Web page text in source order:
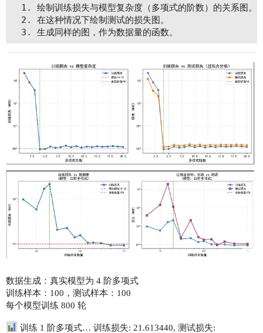
1. 绘制训练损失与模型复杂度（多项式的阶数）的关系图
  2. 在这种情况下绘制测试的损失图。
数据生成：真实模型为 4 阶多项式
训练样本：100，测试样本：100
每个模型训练 800 轮
训练 1 阶多项式… 训练损失: 21.613440, 测试损失: